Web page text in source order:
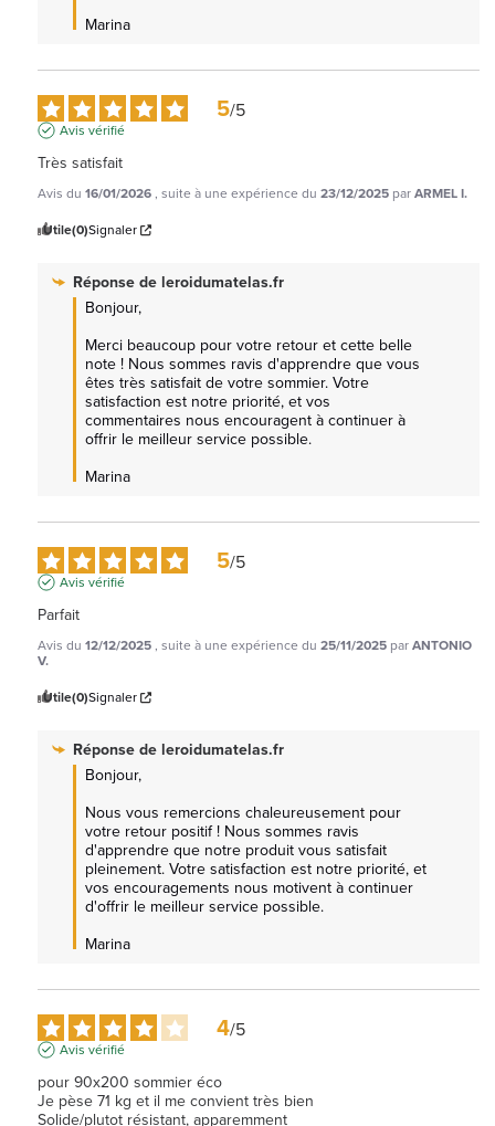
Marina
5/5
Avis vérifié
Très satisfait
Avis du 16/01/2026, suite à une expérience du 23/12/2025 parARMEL I.
Utile(0)Signaler
Réponse de leroidumatelas.fr
Bonjour,
Merci beaucoup pour votre retour et cette belle
note ! Nous sommes ravis d'apprendre que vous
êtes très satisfait de votre sommier. Votre
satisfaction est notre priorité, et vos
commentaires nous encouragent à continuer à
offrir le meilleur service possible.
Marina
5/5
Avis vérifié
Parfait
Avis du 12/12/2025, suite à une expérience du 25/11/2025 parANTONIO
V.
Utile(0)Signaler
Réponse de leroidumatelas.fr
Bonjour,
Nous vous remercions chaleureusement pour
votre retour positif ! Nous sommes ravis
d'apprendre que notre produit vous satisfait
pleinement. Votre satisfaction est notre priorité, et
vos encouragements nous motivent à continuer
d'offrir le meilleur service possible.
Marina
4/5
Avis vérifié
pour 90x200 sommier éco
Je pèse 71 kg et il me convient très bien
Solide/plutot résistant, apparemment